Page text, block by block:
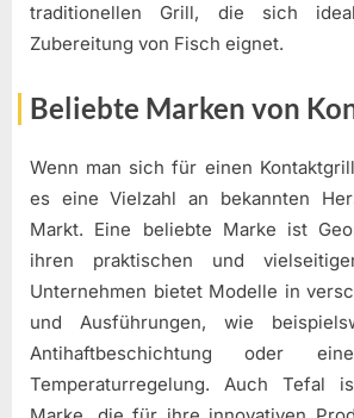
traditionellen Grill, die sich
Zubereitung von Fisch eignet.
Beliebte Marken von
Wenn man sich für einen
es eine Vielzahl an bekannten
Markt. Eine beliebte Marke ist
ihren praktischen und
Unternehmen bietet Modelle in
und Ausführungen, wie
Antihaftbeschichtung oder
Temperaturregelung. Auch Tefal